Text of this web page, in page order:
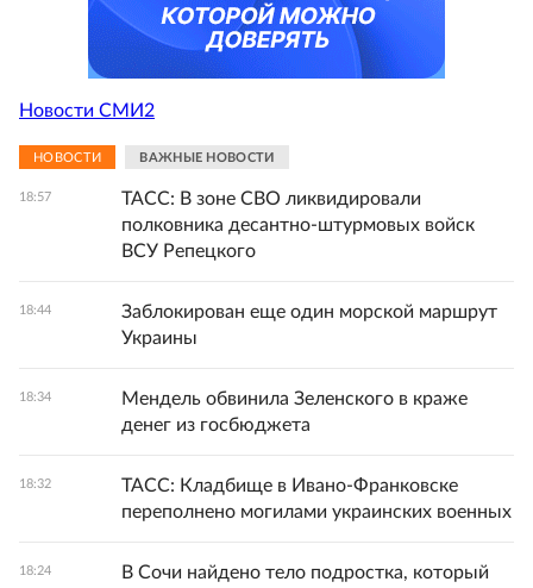
Новости СМИ2
НОВОСТИ ВАЖНЫЕ НОВОСТИ
18:57
ТАСС: В зоне СВО ликвидировали
полковника десантно-штурмовых войск
ВСУ Репецкого
18:44
Заблокирован еще один морской маршрут
Украины
18:34
Мендель обвинила Зеленского в краже
денег из госбюджета
18:32
ТАСС: Кладбище в Ивано-Франковске
переполнено могилами украинских военных
18:24
В Сочи найдено тело подростка, который